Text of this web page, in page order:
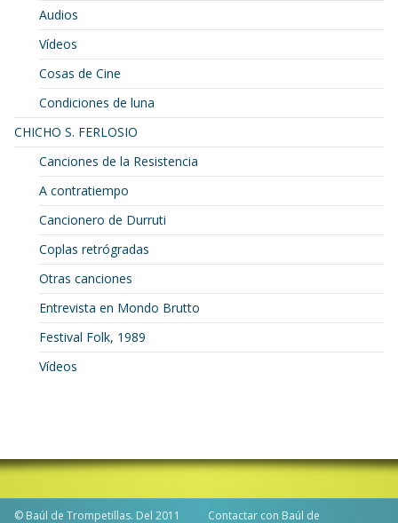
Audios
Vídeos
Cosas de Cine
Condiciones de luna
CHICHO S. FERLOSIO
Canciones de la Resistencia
A contratiempo
Cancionero de Durruti
Coplas retrógradas
Otras canciones
Entrevista en Mondo Brutto
Festival Folk, 1989
Vídeos
© Baúl de Trompetillas. Del 2011 Contactar con Baúl de